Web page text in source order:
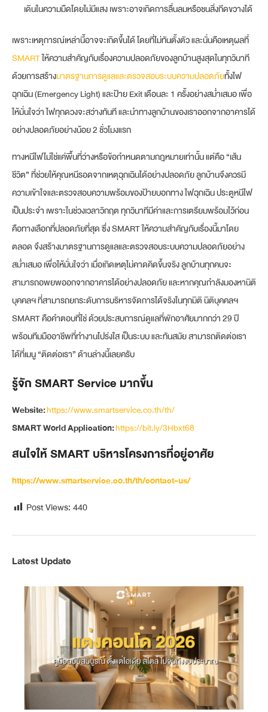
เดินในความมืดโดยไม่มีแสง เพราะอาจเกิดการลื่นลมหรือชนสิ่งกีดขวางได้
เพราะเหตุการณ์เหล่านี้อาจจะเกิดขึ้นได้ โดยที่ไม่ทันตั้งตัว และนั่นคือเหตุผลที่
SMARTให้ความสำคัญกับเรื่องความปลอดภัยของลูกบ้านสูงสุดในทุกวินาที
ด้วยการสร้างมาตรฐานการดูแลและตรวจสอบระบบความปลอดภัยทั้งไฟ
ฉุกเฉิน (Emergency Light) และป้าย Exit เดือนละ 1 ครั้งอย่างสม่ำเสมอ เพื่อ
ให้มั่นใจว่า ไฟทุกดวงจะสว่างทันที และนำทางลูกบ้านของเราออกจากอาคารได้
อย่างปลอดภัยอย่างน้อย 2 ชั่วโมงแรก
ทางหนีไฟไม่ใช่แค่พื้นที่ว่างหรือข้อกำหนดตามกฎหมายเท่านั้น แต่คือ “เส้น
ชีวิต” ที่ช่วยให้คุณหนีรอดจากเหตุฉุกเฉินได้อย่างปลอดภัย ลูกบ้านจึงควรมี
ความเข้าใจและตรวจสอบความพร้อมของป้ายบอกทาง ไฟฉุกเฉิน ประตูหนีไฟ
เป็นประจำ เพราะในช่วงเวลาวิกฤต ทุกวินาทีมีค่าและการเตรียมพร้อมไว้ก่อน
คือทางเลือกที่ปลอดภัยที่สุด ซึ่ง SMART ให้ความสำคัญกับเรื่องนี้มาโดย
ตลอด จึงสร้างมาตรฐานการดูแลและตรวจสอบระบบความปลอดภัยอย่าง
สม่ำเสมอ เพื่อให้มั่นใจว่า เมื่อเกิดเหตุไม่คาดคิดขึ้นจริง ลูกบ้านทุกคนจะ
สามารถอพยพออกจากอาคารได้อย่างปลอดภัย และหากคุณกำลังมองหานิติ
บุคคลฯ ที่สามารถยกระดับการบริหารจัดการได้จริงในทุกมิติ นิติบุคคลฯ
SMART คือคำตอบที่ใช่ ด้วยประสบการณ์ดูแลที่พักอาศัยมากกว่า 29 ปี
พร้อมทีมมืออาชีพที่ทำงานโปร่งใส เป็นระบบ และทันสมัย สามารถติดต่อเรา
ได้ที่เมนู “ติดต่อเรา” ด้านล่างนี้เลยครับ
รู้จัก SMART Service มากขึ้น
Website:https://www.smartservice.co.th/th/
SMART World Application:https://bit.ly/3Hbxt68
สนใจให้ SMART บริหารโครงการที่อยู่อาศัย
https://www.smartservice.co.th/th/contact-us/
Post Views: 440
Latest Update